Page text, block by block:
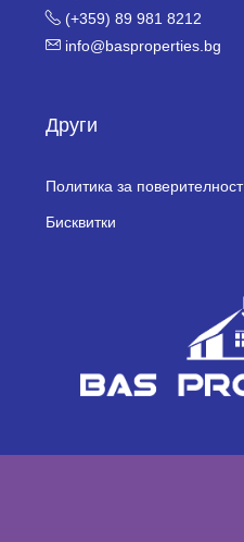
(+359) 89 981 8212
info@basproperties.bg
Други
Политика за поверителност
Бисквитки